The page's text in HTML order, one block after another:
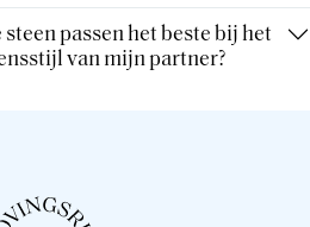
passen het beste bij het
van mijn partner?